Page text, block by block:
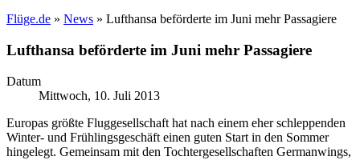
Flüge.de » News » Lufthansa beförderte im Juni mehr Passagiere
Lufthansa beförderte im Juni mehr Passagiere
Datum
Mittwoch, 10. Juli 2013
Europas größte Fluggesellschaft hat nach einem eher schleppenden
Winter- und Frühlingsgeschäft einen guten Start in den Sommer
hingelegt. Gemeinsam mit den Tochtergesellschaften Germanwings,